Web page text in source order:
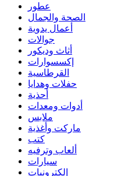
عطور
الصحة والجمال
أعمال يدوية
جوالات
أثاث وديكور
إكسسوارات
القرطاسية
حفلات وهدايا
أحذية
أدوات ومعدات
ملابس
ماركت وأغذية
كتب
ألعاب وترفيه
سيارات
إلكترونيات